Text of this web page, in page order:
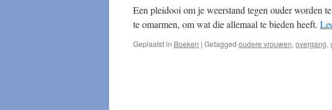
Een pleidooi om je weerstand tegen ouder worden
te omarmen, om wat die allemaal te bieden heeft.
Geplaatst in Boeken | Getagged oudere vrouwen, overgang,